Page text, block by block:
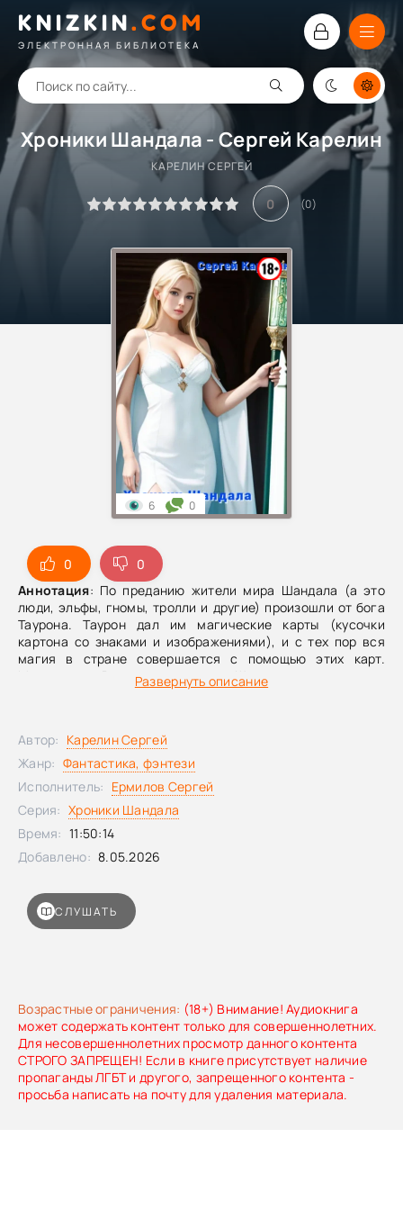
KNIZKIN.COM
ЭЛЕКТРОННАЯ БИБЛИОТЕКА
Хроники Шандала - Сергей Карелин
КАРЕЛИН СЕРГЕЙ
0 (0)
0
0
Аннотация: По преданию жители мира Шандала (а это
люди, эльфы, гномы, тролли и другие) произошли от бога
Таурона. Таурон дал им магические карты (кусочки
картона со знаками и изображениями), и с тех пор вся
магия в стране совершается с помощью этих карт.
Многие века Великие маги, а их в Шандале пять, по числу
стран, где они правят, пытаются подчинить себе
проще – Ван, волею случая оказался в центре очередной
интриги, которая вызвала ураган страстей и повлекла за
собой бурю событий во всем этом непростом мире…
Развернуть описание
Возрастные ограничения: (18+) Внимание! Аудиокнига
может содержать контент только для совершеннолетних.
Для несовершеннолетних просмотр данного контента
СТРОГО ЗАПРЕЩЕН! Если в книге присутствует наличие
пропаганды ЛГБТ и другого, запрещенного контента -
просьба написать на почту для удаления материала.
6 0
СЛУШАТЬ
Автор: Карелин Сергей
Жанр: Фантастика, фэнтези
Исполнитель: Ермилов Сергей
Серия: Хроники Шандала
Время: 11:50:14
Добавлено: 8.05.2026